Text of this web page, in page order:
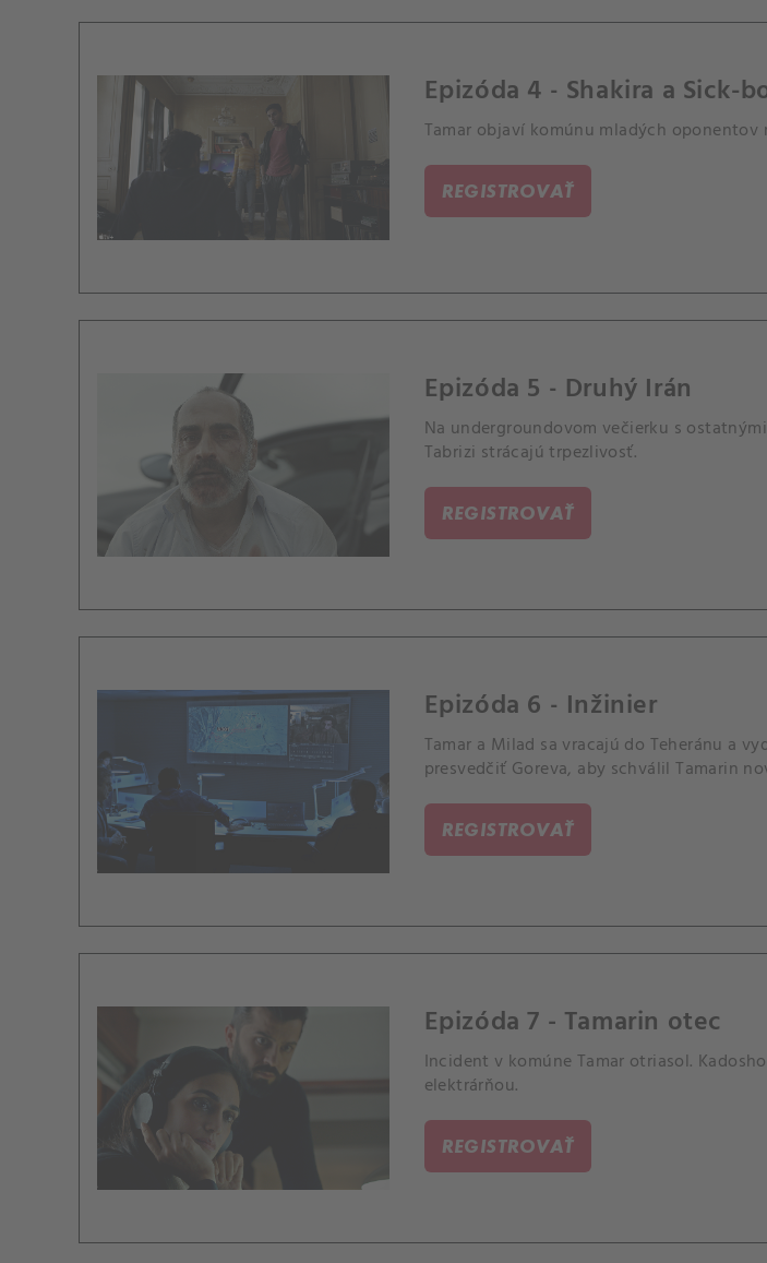
Epizóda 4 - Shakira a Sick-
Tamar objaví komúnu mladých
REGISTROVAŤ
Epizóda 5 - Druhý Irán
Na undergroundovom večierku s
Tabrizi strácajú trpezlivosť.
REGISTROVAŤ
Epizóda 6 - Inžinier
Tamar a Milad sa vracajú do Teheránu a
presvedčiť Goreva, aby schválil Tamarin
REGISTROVAŤ
Epizóda 7 - Tamarin otec
Incident v komúne Tamar otriasol.
elektrárňou.
REGISTROVAŤ